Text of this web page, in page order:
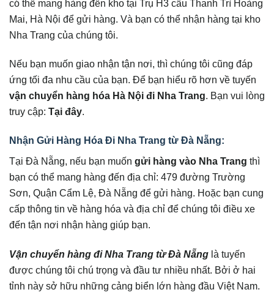
có thể mang hàng đến kho tại Trụ H3 cầu Thanh Trì Hoàng
Mai, Hà Nội để gửi hàng. Và bạn có thể nhận hàng tại kho
Nha Trang của chúng tôi.
Nếu bạn muốn giao nhận tận nơi, thì chúng tôi cũng đáp
ứng tối đa nhu cầu của bạn. Để bạn hiểu rõ hơn về tuyến
vận chuyển hàng hóa Hà Nội đi Nha Trang. Bạn vui lòng
truy cập: Tại đây.
Nhận Gửi Hàng Hóa Đi Nha Trang từ Đà Nẵng:
Tại Đà Nẵng, nếu bạn muốn gửi hàng vào Nha Trang thì
bạn có thể mang hàng đến địa chỉ: 479 đường Trường
Sơn, Quận Cẩm Lệ, Đà Nẵng để gửi hàng. Hoặc bạn cung
cấp thông tin về hàng hóa và địa chỉ để chúng tôi điều xe
đến tận nơi nhận hàng giúp bạn.
Vận chuyển hàng đi Nha Trang từ Đà Nẵng là tuyến
được chúng tôi chú trọng và đầu tư nhiều nhất. Bởi ở hai
tỉnh này sở hữu những cảng biển lớn hàng đầu Việt Nam.